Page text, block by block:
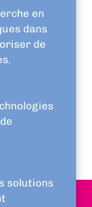
en
dans
de
solutions